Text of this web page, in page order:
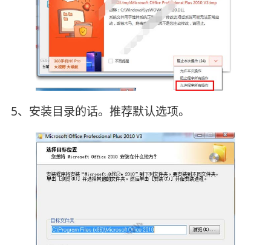
5、安装目录的话。推荐默认选项。